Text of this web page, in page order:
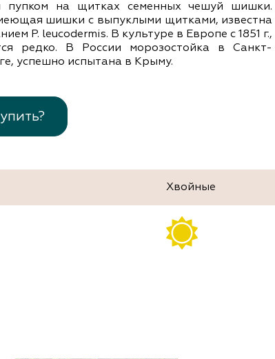
пупком на щитках семенных чешуй шишки.
шишки с выпуклыми щитками, известна
P. leucodermis. В культуре в Европе с 1851 г.,
редко. В России морозостойка в Санкт-
успешно испытана в Крыму.
Хвойные